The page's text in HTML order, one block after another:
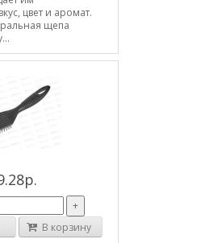
цвет и аромат.
щепа
+
В корзину